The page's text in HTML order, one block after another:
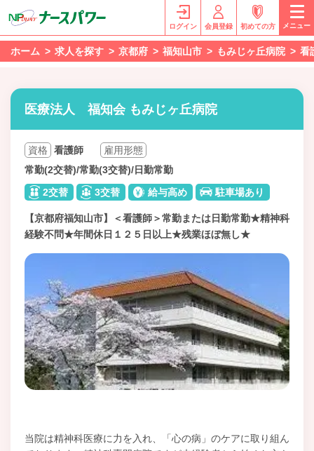
ログイン 会員登録 初めての方 メニュー
ホーム 求人を探す 京都府 福知山市 もみじヶ丘病院 看
医療法人 福知会 もみじヶ丘病院
資格 看護師
雇用形態
常勤(2交替)/常勤(3交替)/日勤常勤
2交替
3交替 給与高め 駐車場あり
【京都府福知山市】＜看護師＞常勤または日勤常勤★精神科
経験不問★年間休日１２５日以上★残業ほぼ無し★
当院は精神科医療に力を入れ、「心の病」のケアに取り組ん